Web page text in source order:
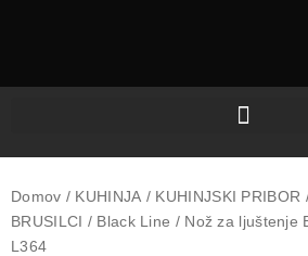
Domov / KUHINJA / KUHINJSKI PRIBOR
BRUSILCI / Black Line / Nož za ljuštenje
L364